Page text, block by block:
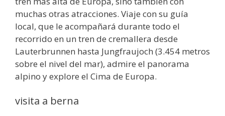
muchas otras atracciones. Viaje con su guía
local, que le acompañará durante todo el
recorrido en un tren de cremallera desde
Lauterbrunnen hasta Jungfraujoch (3.454 metros
sobre el nivel del mar), admire el panorama
alpino y explore el Cima de Europa.
visita a berna